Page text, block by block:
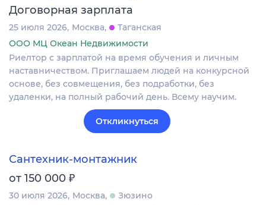
Договорная зарплата
25 июля 2026 Москва
Таганская
ООО МЦ Океан Недвижимости
Риелтор с зарплатой на время обучения и личным
наставничеством. Приглашаем людей на конкурсной
основе, без совмещения, без подработки, без
удаленки, на полный рабочий день. Всему научим.
Откликнуться
Сантехник-монтажник
от 150 000 ₽
30 июля 2026 Москва
Зюзино